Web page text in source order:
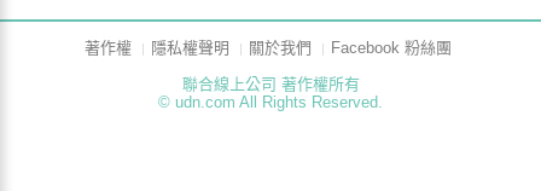
著作權 隱私權聲明 關於我們
Facebook 粉絲團
聯合線上公司 著作權所有
© udn.com All Rights Reserved.